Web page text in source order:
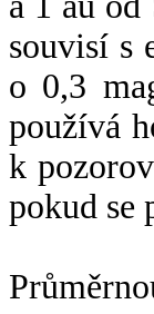
souvisí s
o 0,3
používá
k
pokud se